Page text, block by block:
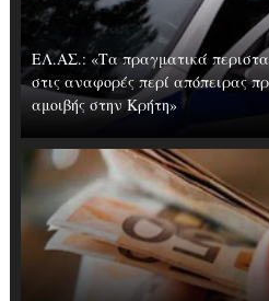
ΕΛ.ΑΣ.: «Τα πραγματικά
στις αναφορές περί απόπειρας
αμοιβής στην Κρήτη»